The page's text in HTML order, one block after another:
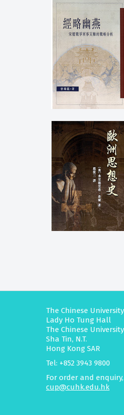
The Chinese
Lady Ho Tung Hall
The Chinese
Sha Tin, N.T.
Hong Kong SAR
Tel: +852 3943 9800
For order and
cup@cuhk.edu.hk